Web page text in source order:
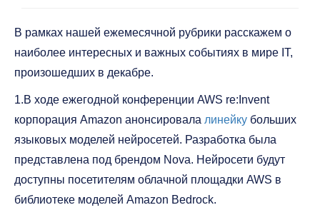
В рамках нашей ежемесячной рубрики расскажем о
наиболее интересных и важных событиях в мире IT,
произошедших в декабре.
1.В ходе ежегодной конференции AWS re:Invent
корпорация Amazon анонсировала линейку больших
языковых моделей нейросетей. Разработка была
представлена под брендом Nova. Нейросети будут
доступны посетителям облачной площадки AWS в
библиотеке моделей Amazon Bedrock.